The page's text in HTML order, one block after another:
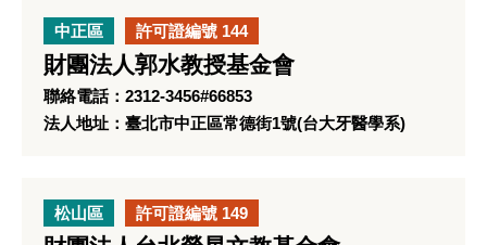
中正區 許可證編號 144
財團法人郭水教授基金會
聯絡電話：2312-3456#66853
法人地址：臺北市中正區常德街1號(台大牙醫學系)
松山區 許可證編號 149